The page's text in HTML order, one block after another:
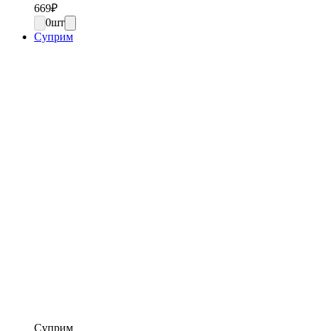
669₽
0шт
Суприм
Суприм